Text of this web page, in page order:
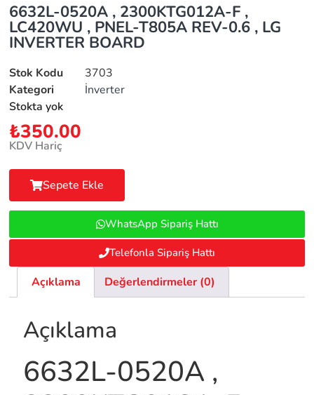
6632L-0520A , 2300KTG012A-F ,
LC420WU , PNEL-T805A REV-0.6 , LG
INVERTER BOARD
Stok Kodu
3703
Kategori
İnverter
Stokta yok
₺350.00
KDV Hariç
Sepete Ekle
WhatsApp Sipariş Hattı
Telefonla Sipariş Hattı
Açıklama Değerlendirmeler (0)
Açıklama
6632L-0520A ,